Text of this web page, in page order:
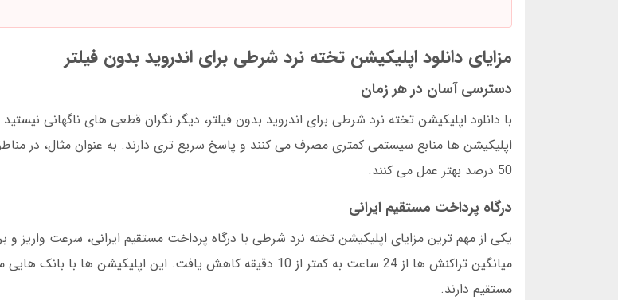
مزایای دانلود اپلیکیشن تخته نرد شرطی برای اندروید بدون فیلتر
دسترسی آسان در هر زمان
با دانلود اپلیکیشن تخته نرد شرطی برای اندروید بدون فیلتر، دیگر نگران قطعی های ناگهانی
اپلیکیشن ها منابع سیستمی کمتری مصرف می کنند و پاسخ سریع تری دارند. به عنوان مثال، در
50 درصد بهتر عمل می کنند.
درگاه پرداخت مستقیم ایرانی
میانگین تراکنش ها از 24 ساعت به کمتر از 10 دقیقه کاهش یافت. این
مستقیم دارند.